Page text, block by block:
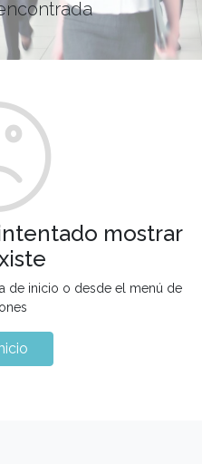
mostrar
de inicio o desde el menú de